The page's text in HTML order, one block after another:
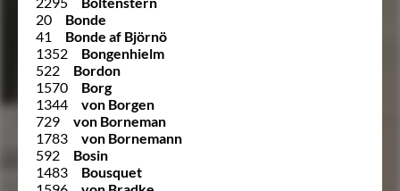
20
Bonde
41
Bonde af Björnö
1352
Bongenhielm
522
Bordon
1570
Borg
1344
von Borgen
729
von Borneman
1783
von Bornemann
592
Bosin
1483
Bousquet